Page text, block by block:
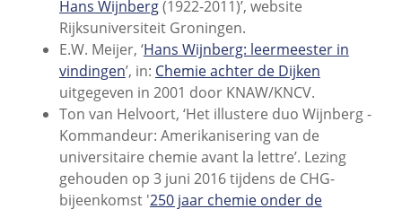
Hans Wijnberg(1922-2011)’, website
Rijksuniversiteit Groningen.
E.W. Meijer, ‘Hans Wijnberg: leermeester in
vindingen’, in: Chemie achter de Dijken
uitgegeven in 2001 door KNAW/KNCV.
Ton van Helvoort, ‘Het illustere duo Wijnberg -
Kommandeur: Amerikanisering van de
universitaire chemie avant la lettre’. Lezing
gehouden op 3 juni 2016 tijdens de CHG-
bijeenkomst '250 jaar chemie onder de